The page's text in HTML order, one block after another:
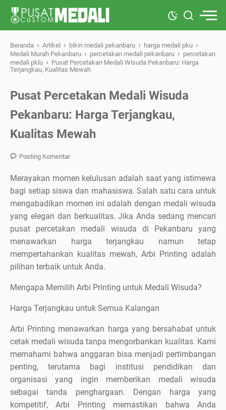
Beranda › Artikel › bikin medali pekanbaru › harga medali pku ›
Medali Murah Pekanbaru › percetakan medali pekanbaru › percetakan
medali pklu › Pusat Percetakan Medali Wisuda Pekanbaru: Harga
Terjangkau, Kualitas Mewah
Pusat Percetakan Medali Wisuda
Pekanbaru: Harga Terjangkau,
Kualitas Mewah
Posting Komentar
Merayakan momen kelulusan adalah saat yang istimewa
bagi setiap siswa dan mahasiswa. Salah satu cara untuk
mengabadikan momen ini adalah dengan medali wisuda
yang elegan dan berkualitas. Jika Anda sedang mencari
pusat percetakan medali wisuda di Pekanbaru yang
menawarkan harga terjangkau namun tetap
mempertahankan kualitas mewah, Arbi Printing adalah
pilihan terbaik untuk Anda.
Mengapa Memilih Arbi Printing untuk Medali Wisuda?
Harga Terjangkau untuk Semua Kalangan
Arbi Printing menawarkan harga yang bersahabat untuk
cetak medali wisuda tanpa mengorbankan kualitas. Kami
memahami bahwa anggaran bisa menjadi pertimbangan
penting, terutama bagi institusi pendidikan dan
organisasi yang ingin memberikan medali wisuda
sebagai tanda penghargaan. Dengan harga yang
kompetitif, Arbi Printing memastikan bahwa Anda